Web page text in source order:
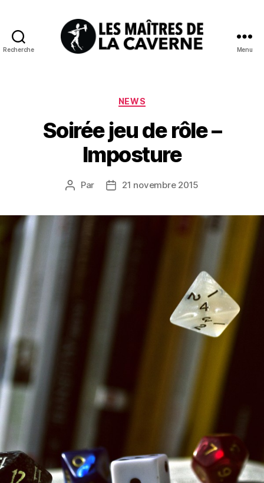
Recherche
la
Menu
Catégories
NEWS
Soirée jeu de rôle –
Imposture
Auteur
Par
Date21 novembre 2015